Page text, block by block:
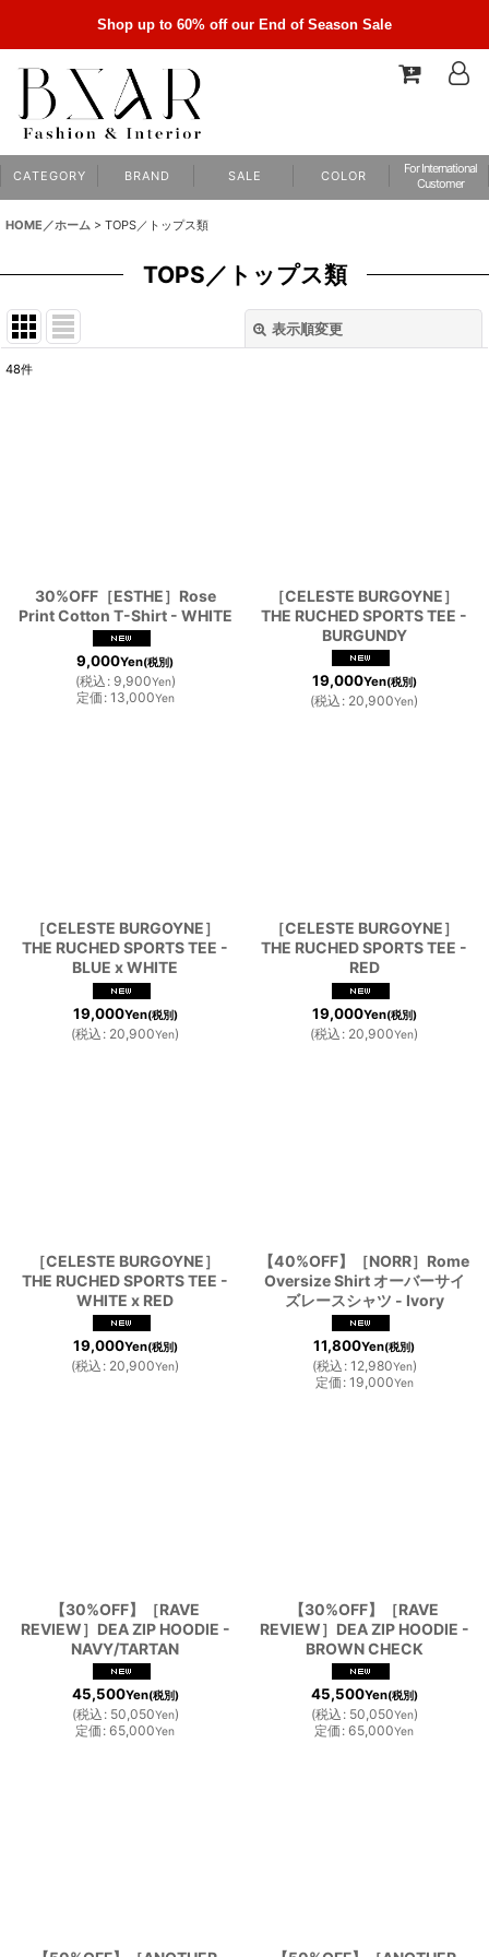
Shop up to 60% off our End of Season Sale
C A T E G O R Y B R A N D S A L E C O L O R
For International
Customer
HOME／ホーム > TOPS／トップス類
TOPS／トップス類
表示順変更
サブカテゴリ
絞り込む
48件
30%OFF［ESTHE］Rose
Print Cotton T-Shirt - WHITE
9,000Yen(税別)
(税込 : 9,900Yen)
定価 : 13,000Yen
［CELESTE BURGOYNE］
THE RUCHED SPORTS TEE -
BURGUNDY
19,000Yen(税別)
(税込 : 20,900Yen)
［CELESTE BURGOYNE］
THE RUCHED SPORTS TEE -
BLUE x WHITE
19,000Yen(税別)
(税込 : 20,900Yen)
［CELESTE BURGOYNE］
THE RUCHED SPORTS TEE -
RED
19,000Yen(税別)
(税込 : 20,900Yen)
［CELESTE BURGOYNE］
THE RUCHED SPORTS TEE -
WHITE x RED
19,000Yen(税別)
(税込 : 20,900Yen)
【40%OFF】［NORR］Rome
Oversize Shirt オーバーサイ
ズレースシャツ - Ivory
11,800Yen(税別)
(税込 : 12,980Yen)
定価 : 19,000Yen
【30%OFF】［RAVE
REVIEW］DEA ZIP HOODIE -
NAVY/TARTAN
45,500Yen(税別)
(税込 : 50,050Yen)
定価 : 65,000Yen
【30%OFF】［RAVE
REVIEW］DEA ZIP HOODIE -
BROWN CHECK
45,500Yen(税別)
(税込 : 50,050Yen)
定価 : 65,000Yen